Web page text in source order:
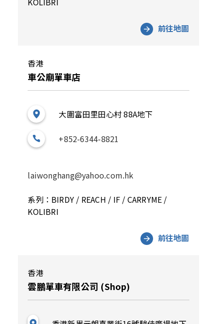
前往地圖
香港
車公廟單車店
大圍富田里田心村 88A地下
+852-6344-8821
laiwonghang@yahoo.com.hk
系列：BIRDY / REACH / IF / CARRYME /
KOLIBRI
前往地圖
香港
雲鵬單車有限公司 (Shop)